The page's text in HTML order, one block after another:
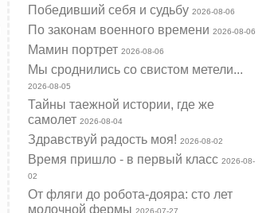
Победивший себя и судьбу2026-08-06
По законам военного времени2026-08-06
Мамин портрет2026-08-06
Мы сроднились со свистом метели...
2026-08-05
Тайны таежной истории, где же
самолет2026-08-04
Здравствуй радость моя!2026-08-02
Время пришло - в первый класс2026-08-
02
От фляги до робота-дояра: сто лет
молочной фермы2026-07-27